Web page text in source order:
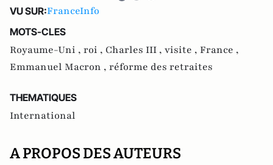
VU SUR:FranceInfo
MOTS-CLES
Royaume-Uni , roi , Charles III , visite , France ,
Emmanuel Macron , réforme des retraites
THEMATIQUES
International
A PROPOS DES AUTEURS